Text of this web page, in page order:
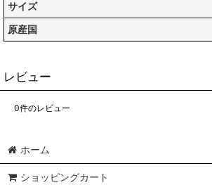
サイズ
原産国
レビュー
0件のレビュー
ホーム
ショッピングカート